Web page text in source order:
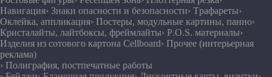
Навигация› Знаки опасности и безопасности› Трафареты›
Оклейка, аппликация› Постеры, модульные картины, панно›
Кристалайты, лайтбоксы, фреймлайты› P.O.S. материалы›
Изделия из сотового картона Cellboard› Прочее (интерьерная
реклама)
› Полиграфия, постпечатные работы